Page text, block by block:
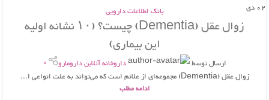
02 دی بانک اطلاعات دارویی
زوال عقل (Dementia) چیست؟ (۱۰ نشانه اولیه
این بیماری)
ارسال توسط داروخانه آنلاین دارومارو
0
زوال عقل (Dementia) مجموعه‌ای از علائم است که می‌تواند به علت انواعی ا...
ادامه مطلب